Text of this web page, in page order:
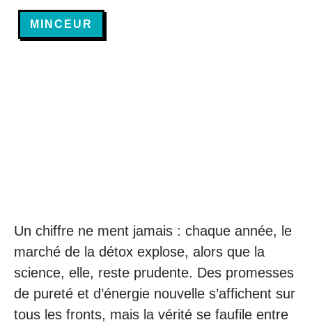
MINCEUR
Un chiffre ne ment jamais : chaque année, le
marché de la détox explose, alors que la
science, elle, reste prudente. Des promesses
de pureté et d’énergie nouvelle s’affichent sur
tous les fronts, mais la vérité se faufile entre